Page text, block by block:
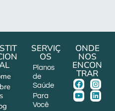
SERVIÇ
OS
Planos
de
Saúde
Para
Você
ONDE
NOS
ENCON
TRAR